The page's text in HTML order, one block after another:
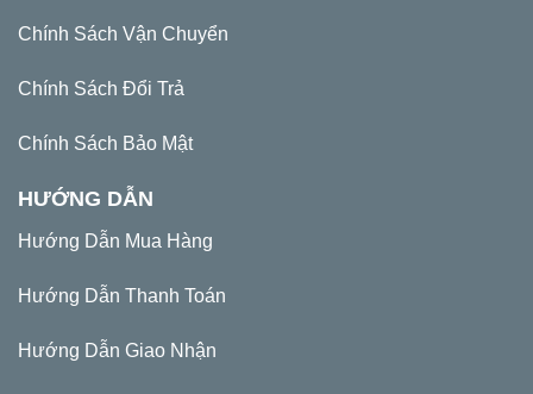
Chính Sách Vận Chuyển
Chính Sách Đổi Trả
Chính Sách Bảo Mật
HƯỚNG DẪN
Hướng Dẫn Mua Hàng
Hướng Dẫn Thanh Toán
Hướng Dẫn Giao Nhận